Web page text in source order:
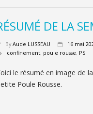
DE LA
ByAude LUSSEAU 16 mai
confinement, poule rousse, PS
le résumé en image de
Poule Rousse.